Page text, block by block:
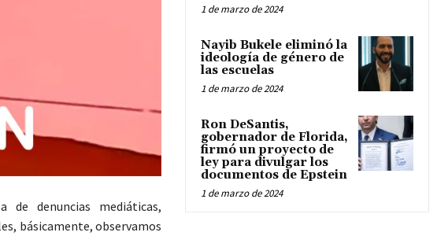
de denuncias mediáticas,
básicamente, observamos
1 de marzo de 2024
Nayib Bukele eliminó la
ideología de género de
las escuelas
1 de marzo de 2024
Ron DeSantis,
gobernador de Florida,
firmó un proyecto de
ley para divulgar los
documentos de Epstein
1 de marzo de 2024